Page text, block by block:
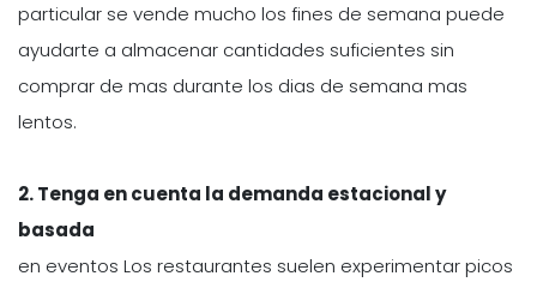
particular se vende mucho los fines de semana puede
ayudarte a almacenar cantidades suficientes sin
comprar de mas durante los dias de semana mas
lentos.
2. Tenga en cuenta la demanda estacional y
basada
en eventos Los restaurantes suelen experimentar picos